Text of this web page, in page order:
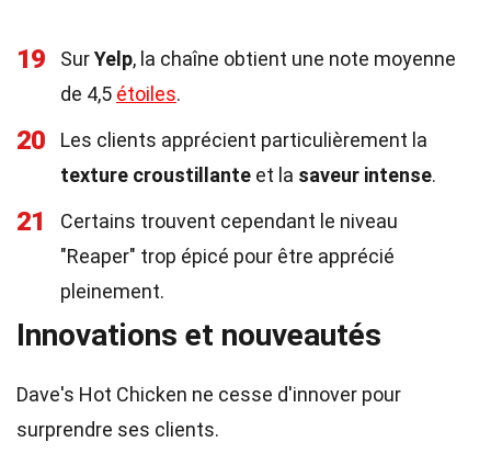
19 SurYelp, la chaîne obtient une note moyenne
de 4,5 étoiles.
20
Les clients apprécient particulièrement la
texture croustillante et la saveur intense.
21
Certains trouvent cependant le niveau
"Reaper" trop épicé pour être apprécié
pleinement.
Innovations et nouveautés
Dave's Hot Chicken ne cesse d'innover pour
surprendre ses clients.